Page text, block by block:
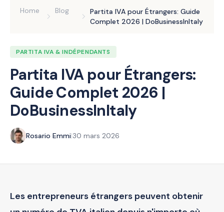
Home Blog
Partita IVA pour Étrangers: Guide
Complet 2026 | DoBusinessInItaly
PARTITA IVA & INDÉPENDANTS
Partita IVA pour Étrangers:
Guide Complet 2026 |
DoBusinessInItaly
Rosario Emmi|30 mars 2026
Les entrepreneurs étrangers peuvent obtenir